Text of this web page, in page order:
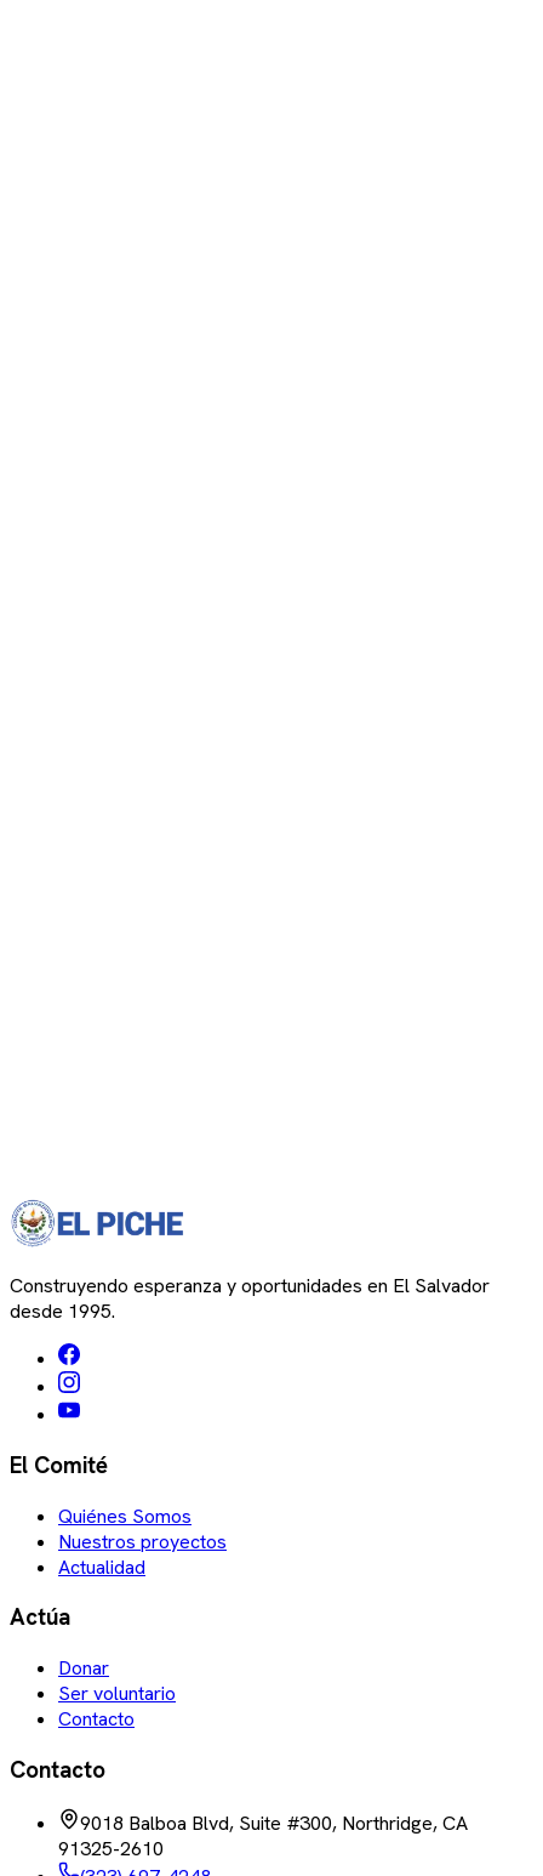
Construyendo esperanza y oportunidades en El Salvador
desde 1995.
El Comité
Quiénes Somos
Nuestros proyectos
Actualidad
Actúa
Donar
Ser voluntario
Contacto
Contacto
9018 Balboa Blvd, Suite #300, Northridge, CA
91325-2610